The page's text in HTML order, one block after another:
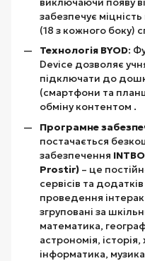
забезпечує міцність
(18 з кожного боку)
Технологія BYOD:
Device дозволяє
підключати до
(смартфони та
обміну контентом .
Програмне
постачається
забезпечення
Prostir) – це
сервісів та
проведення
згруповані за
математика,
астрономія, історія,
інформатика,